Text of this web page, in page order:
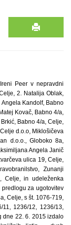
Peer v nepravdni
2. Natalija Oblak,
Angela Kandolf, Babno
Kovač, Babno 4/a,
Babno 4/a, Celje,
d.o.o, Miklošičeva
d.o.o., Globoko 8a,
Angela Janič
ulica 19, Celje,
Zunanji
Celje, in udeleženka
za ugotovitev
Celje, s št. 1076-719,
1236/12, 1236/13,
dne 22. 6. 2015 izdalo